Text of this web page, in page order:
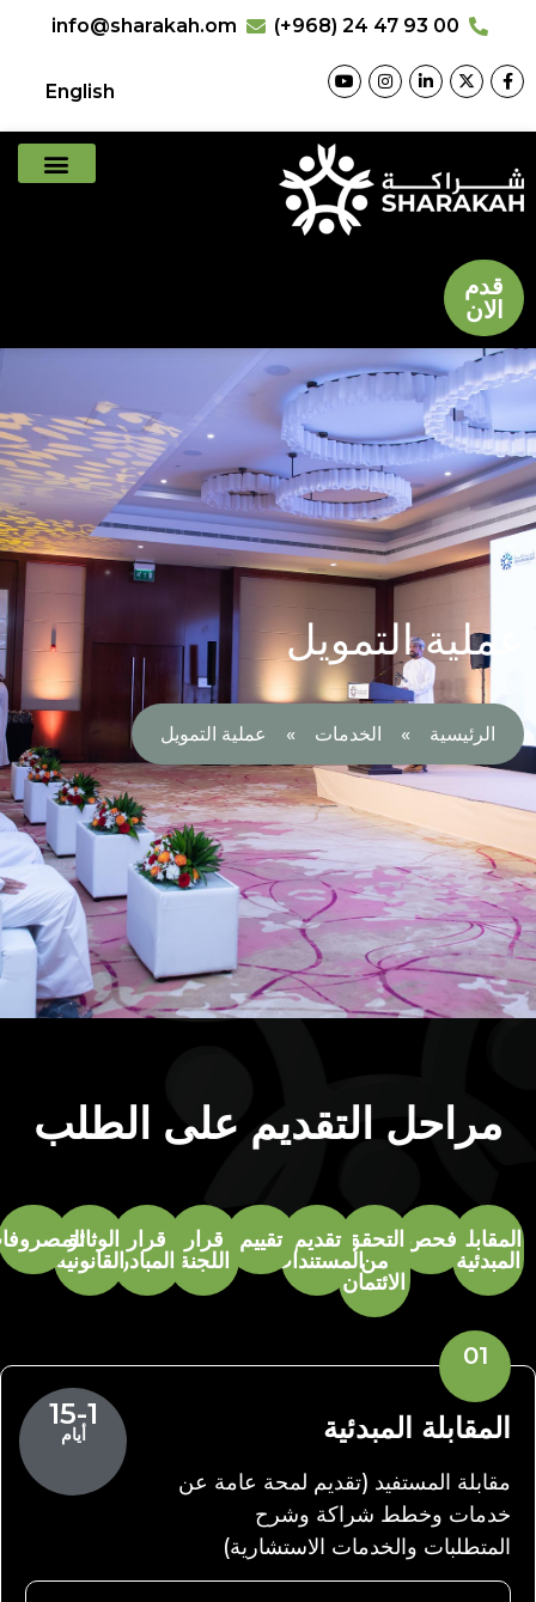
(+968) 24 47 93 00
info@sharakah.om
English
قدم
الان
التمويل
الرئيسية » الخدمات » عملية التمويل
مراحل التقديم على الطلب
فحصالتحقق
من
الائتمان
تقديم
المستندات
تقييم قرار
اللجنة
قرار
المبادر
الوثائق
القانونية
المصروفات
01
المقابلة المبدئية
مقابلة المستفيد (تقديم لمحة عامة عن
خدمات وخطط شراكة وشرح
المتطلبات والخدمات الاستشارية)
15-1
أيام